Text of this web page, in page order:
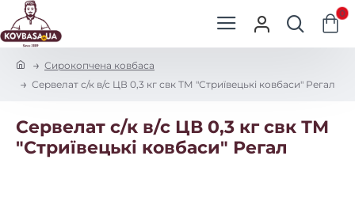
0
Сирокопчена ковбаса
Сервелат с/к в/с ЦВ 0,3 кг свк ТМ "Стриївецькі ковбаси" Регал
Сервелат с/к в/с ЦВ 0,3 кг свк ТМ
"Стриївецькі ковбаси" Регал